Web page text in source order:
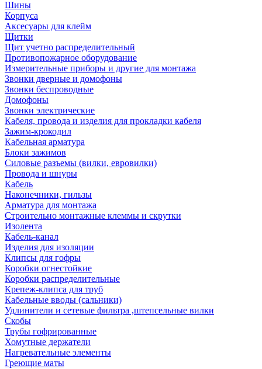
Шины
Корпуса
Аксесуары для клейм
Щитки
Щит учетно распределительный
Противопожарное оборудование
Измерительные приборы и другие для монтажа
Звонки дверные и домофоны
Звонки беспроводные
Домофоны
Звонки электрические
Кабеля, провода и изделия для прокладки кабеля
Зажим-крокодил
Кабельная арматура
Блоки зажимов
Силовые разъемы (вилки, евровилки)
Провода и шнуры
Кабель
Наконечники, гильзы
Арматура для монтажа
Строительно монтажные клеммы и скрутки
Изолента
Кабель-канал
Изделия для изоляции
Клипсы для гофры
Коробки огнестойкие
Коробки распределительные
Крепеж-клипса для труб
Кабельные вводы (сальники)
Удлинители и сетевые фильтра ,штепсельные вилки
Скобы
Трубы гофрированные
Хомутные держатели
Нагревательные элементы
Греющие маты